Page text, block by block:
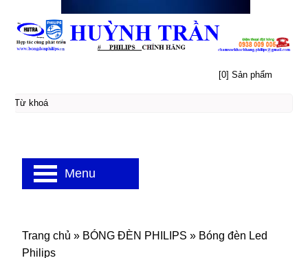
Trang chủ » BÓNG ĐÈN PHILIPS » Bóng đèn Led
Philips
[0] Sản phẩm
Menu